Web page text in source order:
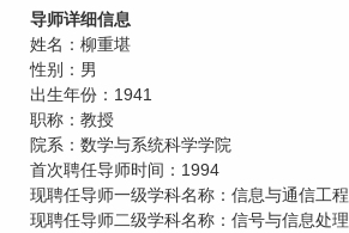
导师详细信息
姓名：柳重堪
性别：男
出生年份：1941
职称：教授
院系：数学与系统科学学院
首次聘任导师时间：1994
现聘任导师一级学科名称：信息与通信工程
现聘任导师二级学科名称：信号与信息处理